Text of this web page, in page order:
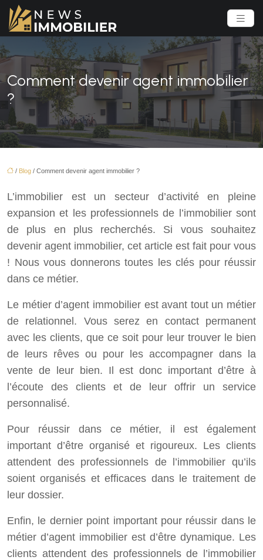
Comment devenir agent immobilier
?
/ Blog / Comment devenir agent immobilier ?
L’immobilier est un secteur d’activité en pleine
expansion et les professionnels de l’immobilier sont
de plus en plus recherchés. Si vous souhaitez
devenir agent immobilier, cet article est fait pour vous
! Nous vous donnerons toutes les clés pour réussir
dans ce métier.
Le métier d’agent immobilier est avant tout un métier
de relationnel. Vous serez en contact permanent
avec les clients, que ce soit pour leur trouver le bien
de leurs rêves ou pour les accompagner dans la
vente de leur bien. Il est donc important d’être à
l’écoute des clients et de leur offrir un service
personnalisé.
Pour réussir dans ce métier, il est également
important d’être organisé et rigoureux. Les clients
attendent des professionnels de l’immobilier qu’ils
soient organisés et efficaces dans le traitement de
leur dossier.
Enfin, le dernier point important pour réussir dans le
métier d’agent immobilier est d’être dynamique. Les
clients attendent des professionnels de l’immobilier